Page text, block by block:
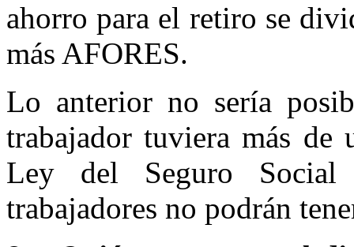
ahorro para el retiro se
más AFORES.
Lo anterior no sería
trabajador tuviera más
Ley del Seguro Social
trabajadores no podrán